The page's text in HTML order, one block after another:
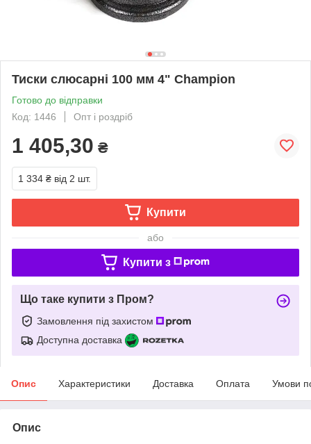
Тиски слюсарні 100 мм 4" Champion
Готово до відправки
Код: 1446
Опт і роздріб
1 405,30 ₴
1 334 ₴ від 2 шт.
Купити
або
Купити з
Що таке купити з Пром?
Замовлення під захистом
Доступна доставка
Опис Характеристики Доставка Оплата Умови
Опис